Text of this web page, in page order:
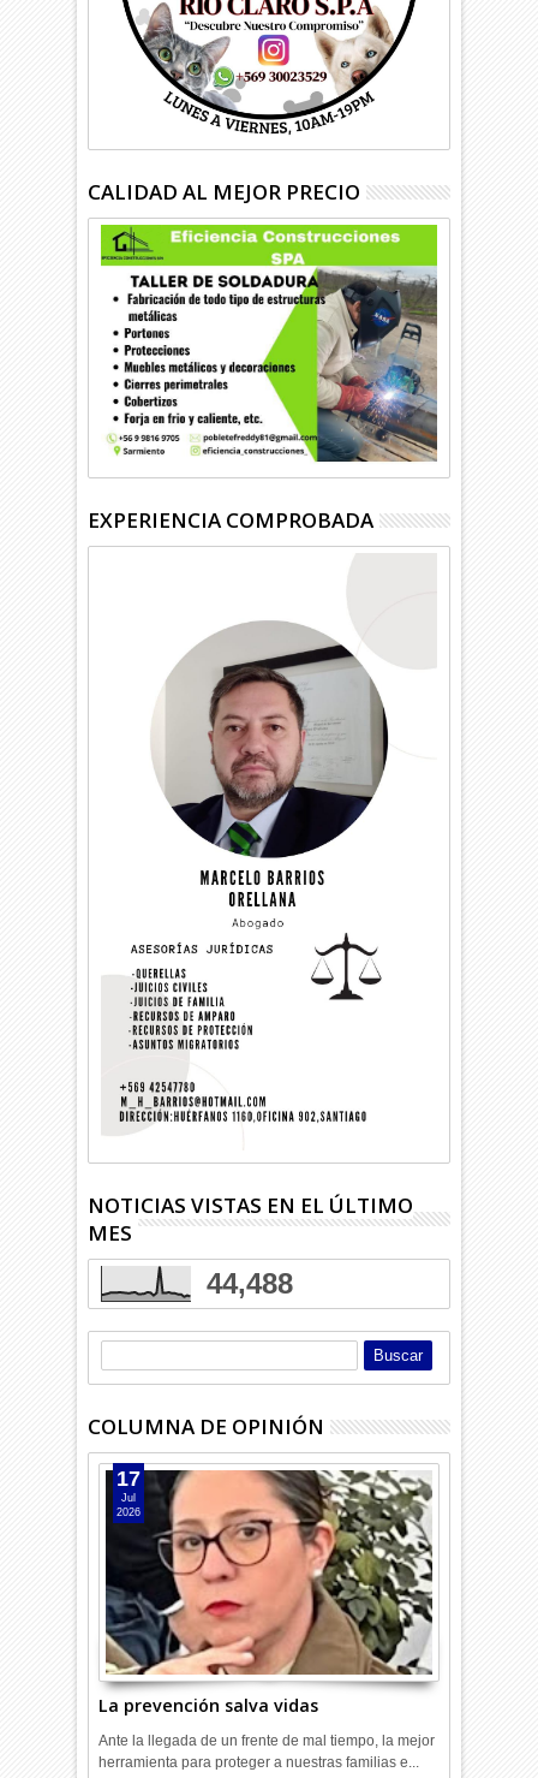
CALIDAD AL MEJOR PRECIO
EXPERIENCIA COMPROBADA
NOTICIAS VISTAS EN EL ÚLTIMO
MES
44,488
COLUMNA DE OPINIÓN
La prevención salva vidas
17
Jul
2026
Ante la llegada de un frente de mal tiempo, la mejor
herramienta para proteger a nuestras familias e...